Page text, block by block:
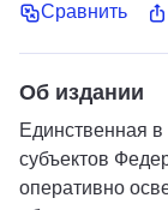
Сравнить
Об издании
Единственная в
субъектов
оперативно